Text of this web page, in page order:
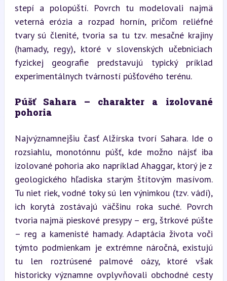
stepí a polopúští. Povrch tu modelovali najmä
veterná erózia a rozpad hornín, pričom reliéfné
tvary sú členité, tvoria sa tu tzv. mesačné krajiny
(hamady, regy), ktoré v slovenských učebniciach
fyzickej geografie predstavujú typický príklad
experimentálnych tvárností púšťového terénu.
Púšť Sahara – charakter a izolované
pohoria
Najvýznamnejšiu časť Alžírska tvorí Sahara. Ide o
rozsiahlu, monotónnu púšť, kde možno nájsť iba
izolované pohoria ako napríklad Ahaggar, ktorý je z
geologického hľadiska starým štítovým masívom.
Tu niet riek, vodné toky sú len výnimkou (tzv. vádí),
ich korytá zostávajú väčšinu roka suché. Povrch
tvoria najmä pieskové presypy – erg, štrkové púšte
– reg a kamenisté hamady. Adaptácia života voči
týmto podmienkam je extrémne náročná, existujú
tu len roztrúsené palmové oázy, ktoré však
historicky významne ovplyvňovali obchodné cesty